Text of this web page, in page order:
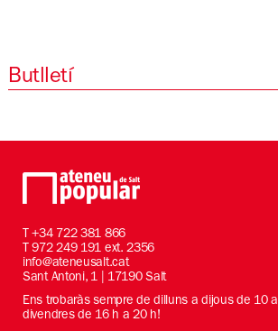
Butlletí
T+34 722 381 866
T 972 249 191 ext. 2356
info@ateneusalt.cat
Sant Antoni, 1 | 17190 Salt
Ens trobaràs sempre de dilluns a dijous de 10
divendres de 16 h a 20 h!